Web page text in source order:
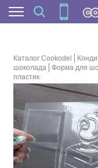
Каталог Cookodel
шоколада
Форма для
пластик